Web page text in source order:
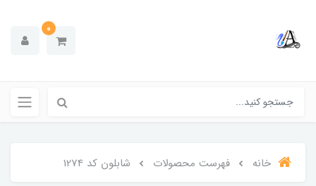
0
خانه فهرست محصولات شابلون کد 1274